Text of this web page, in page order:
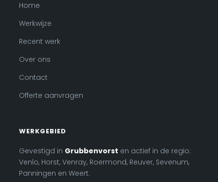
Home
Werkwijze
Recent werk
Over ons
Contact
Offerte aanvragen
WERKGEBIED
Gevestigd in Grubbenvorst en actief in de regio:
Venlo, Horst, Venray, Roermond, Reuver, Sevenum,
Panningen en Weert.